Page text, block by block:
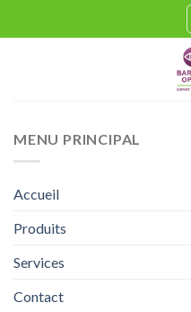
MENU PRINCIPAL
Accueil
Produits
Services
Contact